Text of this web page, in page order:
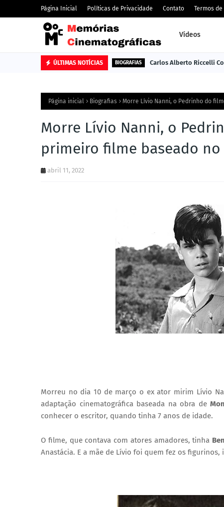
Página Inicial Políticas de Privacidade Contato Termos de
Vídeos
ÚLTIMAS NOTÍCIAS BIOGRAFIAS Carlos Alberto Riccelli
Página inicial Biografias Morre Lívio Nanni, o Pedrinho do
Morre Lívio Nanni, o
primeiro filme baseado no
abril 11, 2022
Morreu no dia 10 de março o ex ator mirim Lívio
adaptação cinematográfica baseada na obra de
conhecer o escritor, quando tinha 7 anos de idade.
O filme, que contava com atores amadores, tinha
Anastácia. E a mãe de Lívio foi quem fez os